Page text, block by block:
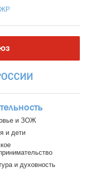
и ЗОЖ
и дети
и духовность